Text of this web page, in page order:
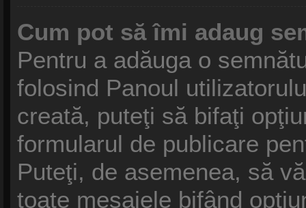
Cum pot să îmi adaug
Pentru a adăuga o
folosind Panoul
creată, puteţi să bifaţi
formularul de publicare
Puteţi, de asemenea, să
toate mesajele bifând